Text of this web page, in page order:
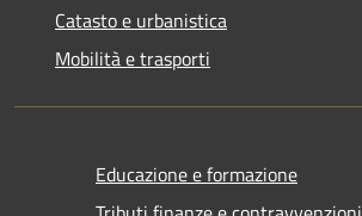
Catasto e urbanistica
Mobilità e trasporti
Educazione e formazione